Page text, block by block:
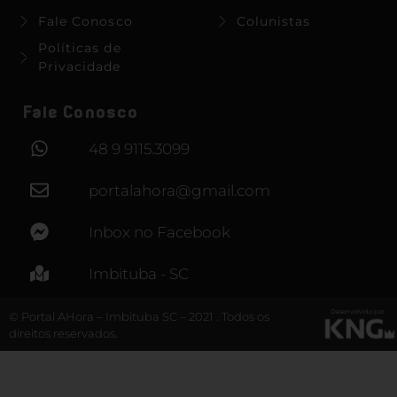
Fale Conosco
Políticas de
Privacidade
Colunistas
Fale Conosco
48 9 9115.3099
portalahora@gmail.com
Inbox no Facebook
Imbituba - SC
© Portal AHora – Imbituba SC – 2021 . Todos os
direitos reservados.
Desenvolvido por